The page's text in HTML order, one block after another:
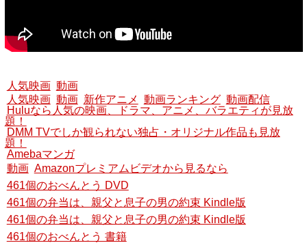
人気映画 動画
人気映画 動画 新作アニメ 動画ランキング 動画配信
Huluなら人気の映画、ドラマ、アニメ、バラエティが見放
題！
DMM TVでしか観られない独占・オリジナル作品も見放
題！
Amebaマンガ
動画 Amazonプレミアムビデオから見るなら
461個のおべんとう DVD
461個の弁当は、親父と息子の男の約束 Kindle版
461個の弁当は、親父と息子の男の約束 Kindle版
461個のおべんとう 書籍